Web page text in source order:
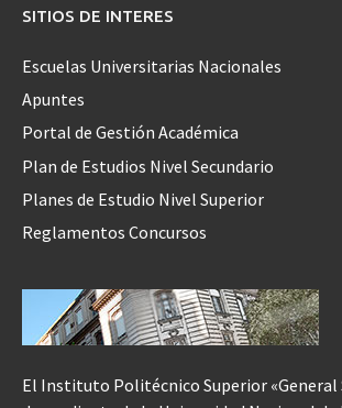
SITIOS DE INTERES
Escuelas Universitarias Nacionales
Apuntes
Portal de Gestión Académica
Plan de Estudios Nivel Secundario
Planes de Estudio Nivel Superior
Reglamentos Concursos
El Instituto Politécnico Superior «General